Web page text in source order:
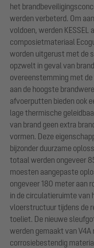
het
werden verbeterd. Om
voldoen, werden
composietmateriaal
worden uitgerust met de
opzwelt in geval van
overeenstemming met
aan de hoogste
afvoerputten bieden ook
lage thermische
van brand geen extra
vormen. Deze
bijzonder duurzame
totaal werden ongeveer
moesten aangepaste
ongeveer 180 meter aan
in de circulatieruimte van
vloerstructuur tijdens de
toeliet. De nieuwe
werden gemaakt van
corrosiebestendig